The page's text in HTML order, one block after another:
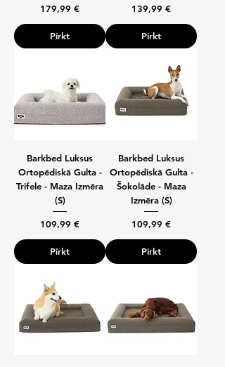
Cena
179,99 €
Pirkt
Cena
139,99 €
Pirkt
Barkbed Luksus
Ortopēdiskā Gulta -
Trifele - Maza Izmēra
(S)
Cena
109,99 €
Pirkt
Barkbed Luksus
Ortopēdiskā Gulta -
Šokolāde - Maza
Izmēra (S)
Cena
109,99 €
Pirkt